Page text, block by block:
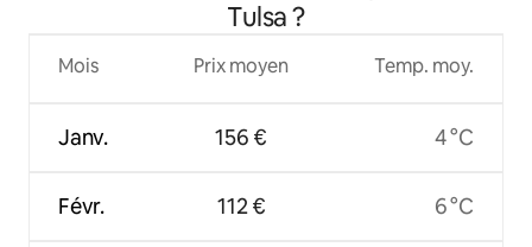
Tulsa ?
Mois
Janv.
Févr.
Prix moyen
156 €
112 €
Temp. moy.
4 °C
6 °C